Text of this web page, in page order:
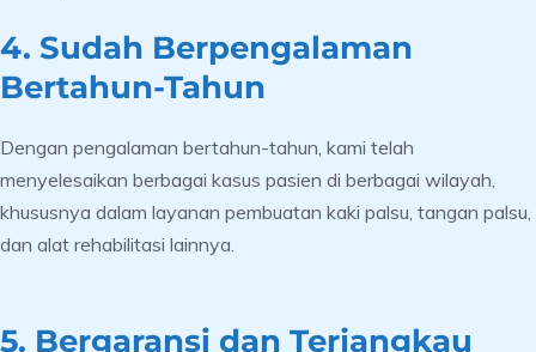
4. Sudah Berpengalaman
Bertahun-Tahun
Dengan pengalaman bertahun-tahun, kami telah
menyelesaikan berbagai kasus pasien di berbagai wilayah,
khususnya dalam layanan pembuatan kaki palsu, tangan palsu,
dan alat rehabilitasi lainnya.
5. Bergaransi dan Terjangkau